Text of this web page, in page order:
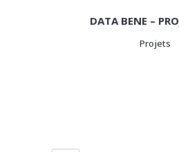
DATA BENE –
Projets